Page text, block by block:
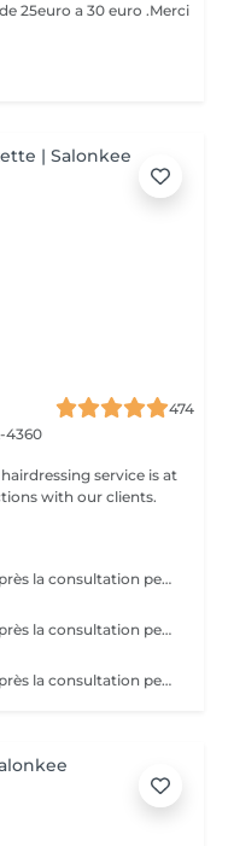
25euro a 30 euro .Merci
474
4360
with our clients.
* Tarifs à titre indicatifs à confirmer après la consultation personnalisée établit auprès de votre coiffeur/stylist/spécialiste * La direction se réserve le droit dapporter des modifications pour le bon fonctionnement du salon
* Tarifs à titre indicatifs à confirmer après la consultation personnalisée établit auprès de votre coiffeur/stylist/spécialiste * La direction se réserve le droit dapporter des modifications pour le bon fonctionnement du salon
* Tarifs à titre indicatifs à confirmer après la consultation personnalisée établit auprès de votre coiffeur/stylist/spécialiste * La direction se réserve le droit dapporter des modifications pour le bon fonctionnement du salon